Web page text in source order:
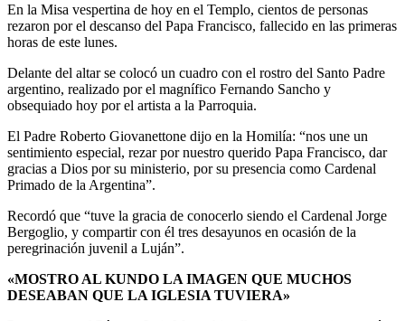
En la Misa vespertina de hoy en el Templo, cientos de personas
rezaron por el descanso del Papa Francisco, fallecido en las primeras
horas de este lunes.
Delante del altar se colocó un cuadro con el rostro del Santo Padre
argentino, realizado por el magnífico Fernando Sancho y
obsequiado hoy por el artista a la Parroquia.
El Padre Roberto Giovanettone dijo en la Homilía: “nos une un
sentimiento especial, rezar por nuestro querido Papa Francisco, dar
gracias a Dios por su ministerio, por su presencia como Cardenal
Primado de la Argentina”.
Recordó que “tuve la gracia de conocerlo siendo el Cardenal Jorge
Bergoglio, y compartir con él tres desayunos en ocasión de la
peregrinación juvenil a Luján”.
«MOSTRO AL KUNDO LA IMAGEN QUE MUCHOS
DESEABAN QUE LA IGLESIA TUVIERA»